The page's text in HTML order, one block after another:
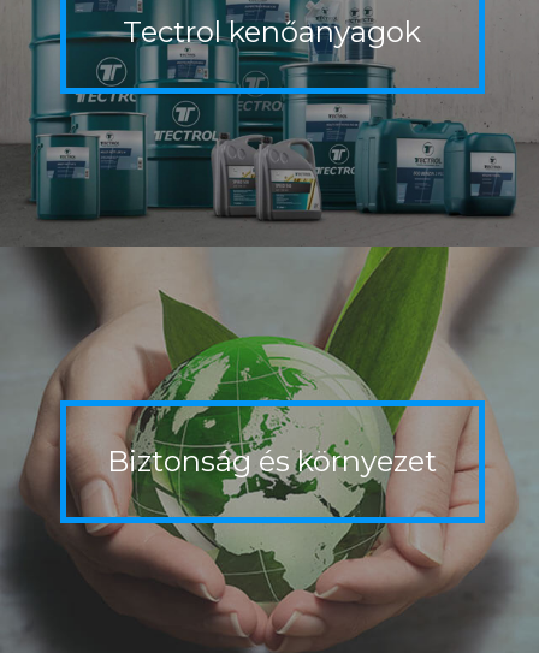
Tectrol kenőanyagok
Biztonság és környezet